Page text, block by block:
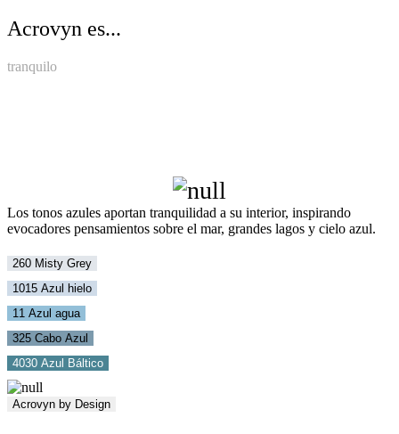
Acrovyn es...
tranquilo
Los tonos azules aportan tranquilidad a su interior, inspirando
evocadores pensamientos sobre el mar, grandes lagos y cielo azul.
260 Misty Grey
1015 Azul hielo
11 Azul agua
325 Cabo Azul
4030 Azul Báltico
Acrovyn by Design